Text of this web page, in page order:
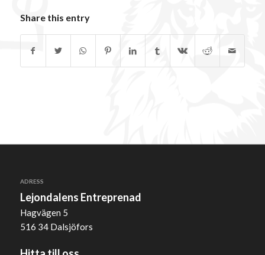
Share this entry
ADRESS
Lejondalens Entreprenad
Hagvägen 5
516 34 Dalsjöfors